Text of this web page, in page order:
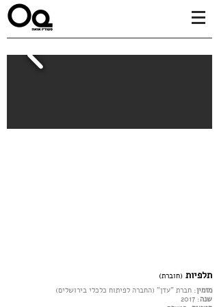
תלפיות (חוברת)
מזמין: חברת "עדן" (החברה לפיתוח כלכלי בירושלים)
שנה: 2017